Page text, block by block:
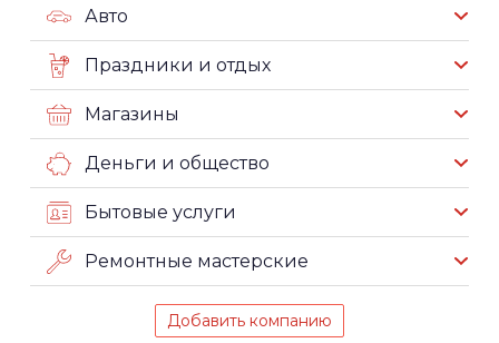
Авто
Праздники и отдых
Магазины
Деньги и общество
Бытовые услуги
Ремонтные мастерские
Добавить компанию